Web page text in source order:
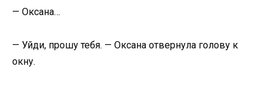
— Оксана…
— Уйди, прошу тебя. — Оксана отвернула голову к
окну.